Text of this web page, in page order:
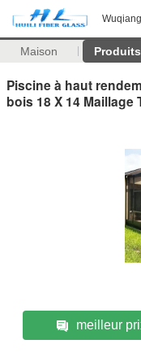
Maison Produits
Piscine à haut
bois 18 X 14 Maillage
meilleur